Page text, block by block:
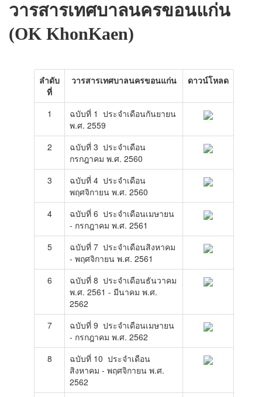
ITA
ติดต่อเทศบาล
วารสารเทศบาลนครขอนแก่น
(OK KhonKaen)
ลำดับ
ที่
วารสารเทศบาลนครขอนแก่น ดาวน์โหลด
1
ฉบับที่ 1 ประจำเดือนกันยายน
พ.ศ. 2559
2
ฉบับที่ 3 ประจำเดือน
กรกฎาคม พ.ศ. 2560
3
ฉบับที่ 4 ประจำเดือน
พฤศจิกายน พ.ศ. 2560
4
ฉบับที่ 6 ประจำเดือนเมษายน
- กรกฎาคม พ.ศ. 2561
5
ฉบับที่ 7 ประจำเดือนสิงหาคม
- พฤศจิกายน พ.ศ. 2561
6
ฉบับที่ 8 ประจำเดือนธันวาคม
พ.ศ. 2561 - มีนาคม พ.ศ.
2562
7
ฉบับที่ 9 ประจำเดือนเมษายน
- กรกฎาคม พ.ศ. 2562
8
ฉบับที่ 10 ประจำเดือน
สิงหาคม - พฤศจิกายน พ.ศ.
2562